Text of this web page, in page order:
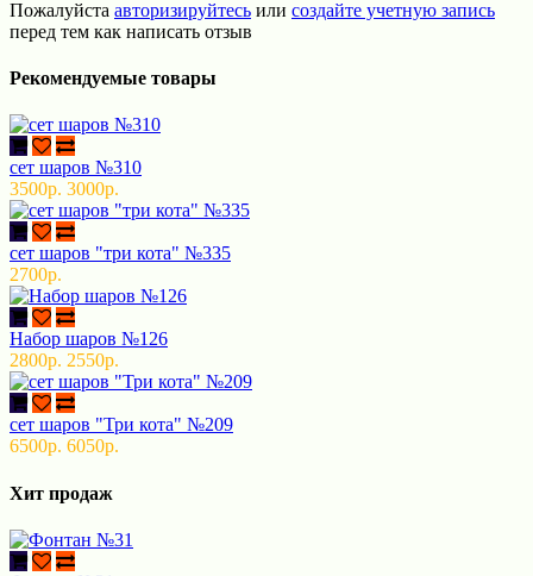
Пожалуйста авторизируйтесь или создайте учетную запись
перед тем как написать отзыв
Рекомендуемые товары
сет шаров №310
3500р. 3000р.
сет шаров "три кота" №335
2700р.
Набор шаров №126
2800р. 2550р.
сет шаров "Три кота" №209
6500р. 6050р.
Хит продаж